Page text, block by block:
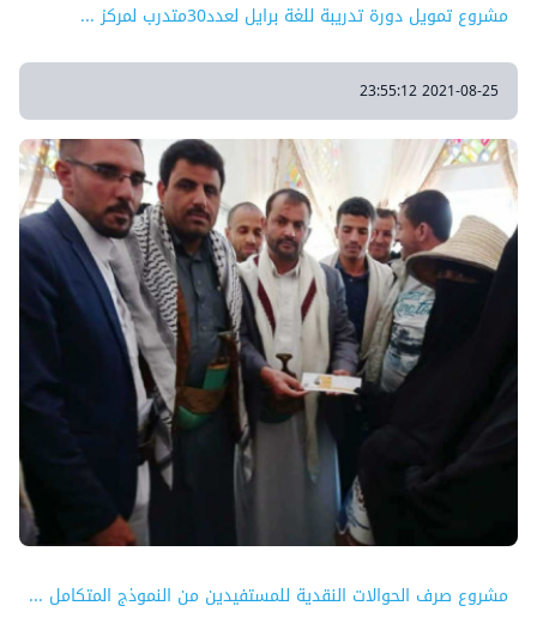
مشروع تمويل دورة تدريبة للغة برايل لعدد30متدرب لمركز ...
2021-08-25 23:55:12
مشروع صرف الحوالات النقدية للمستفيدين من النموذج المتكامل ...